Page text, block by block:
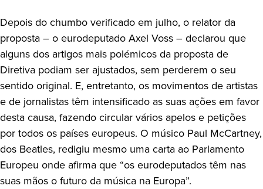
Depois do chumbo verificado em julho, o relator da
proposta – o eurodeputado Axel Voss – declarou que
alguns dos artigos mais polémicos da proposta de
Diretiva podiam ser ajustados, sem perderem o seu
sentido original. E, entretanto, os movimentos de artistas
e de jornalistas têm intensificado as suas ações em favor
desta causa, fazendo circular vários apelos e petições
por todos os países europeus. O músico Paul McCartney,
dos Beatles, redigiu mesmo uma carta ao Parlamento
Europeu onde afirma que “os eurodeputados têm nas
suas mãos o futuro da música na Europa”.